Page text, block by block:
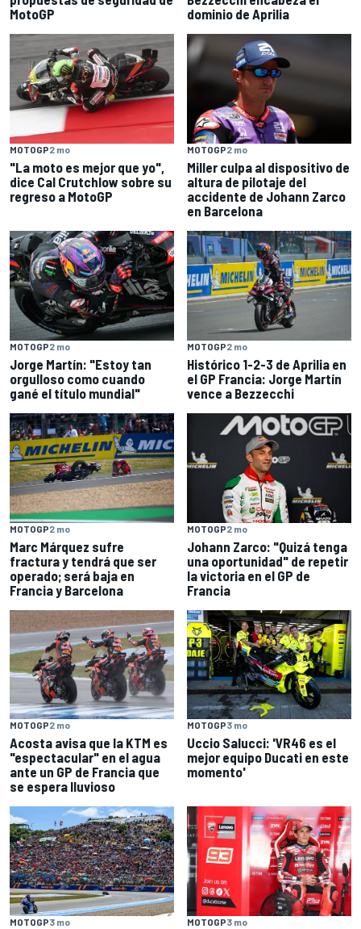
MotoGP
dominio de Aprilia
MOTOGP2 mo
"La moto es mejor que yo",
dice Cal Crutchlow sobre su
regreso a MotoGP
MOTOGP2 mo
Miller culpa al dispositivo de
altura de pilotaje del
accidente de Johann Zarco
en Barcelona
MOTOGP2 mo
Jorge Martín: "Estoy tan
orgulloso como cuando
gané el título mundial"
MOTOGP2 mo
Histórico 1-2-3 de Aprilia en
el GP Francia: Jorge Martín
vence a Bezzecchi
MOTOGP2 mo
Marc Márquez sufre
fractura y tendrá que ser
operado; será baja en
Francia y Barcelona
MOTOGP2 mo
Johann Zarco: "Quizá tenga
una oportunidad" de repetir
la victoria en el GP de
Francia
MOTOGP2 mo
Acosta avisa que la KTM es
"espectacular" en el agua
ante un GP de Francia que
se espera lluvioso
MOTOGP3 mo
Uccio Salucci: 'VR46 es el
mejor equipo Ducati en este
momento'
MOTOGP3 mo MOTOGP3 mo